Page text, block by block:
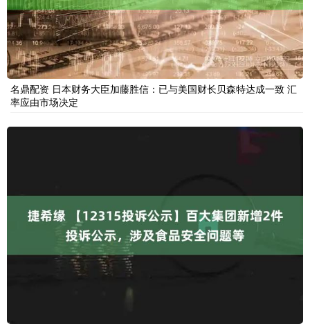
名鼎配资 日本财务大臣加藤胜信：已与美国财长贝森特达成一致 汇
率应由市场决定